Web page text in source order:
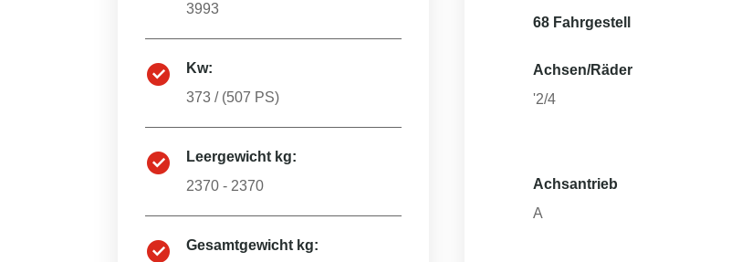
3993
Kw:
373 / (507 PS)
Leergewicht kg:
2370 - 2370
Gesamtgewicht kg:
68 Fahrgestell
Achsen/Räder
'2/4
Achsantrieb
A